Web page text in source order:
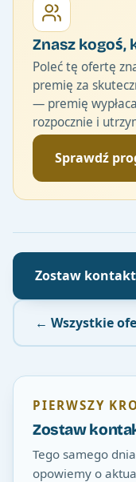
Znasz kogoś,
Poleć tę ofertę
premię za
— premię
rozpocznie i
Sprawdź
Zostaw
← Wszystkie
PIERWSZY
Zostaw
Tego samego
opowiemy o